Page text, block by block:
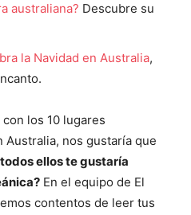
australiana? Descubre su
la Navidad en Australia,
los 10 lugares
nos gustaría que
ellos te gustaría
En el equipo de El
contentos de leer tus